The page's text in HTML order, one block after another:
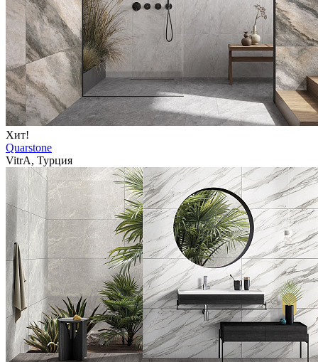
Хит!
Quarstone
VitrA, Турция